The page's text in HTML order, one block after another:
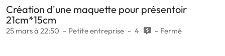
Création d'une maquette pour présentoir
21cm*15cm
25 mars à 22:50 Petite entreprise 4 Fermé